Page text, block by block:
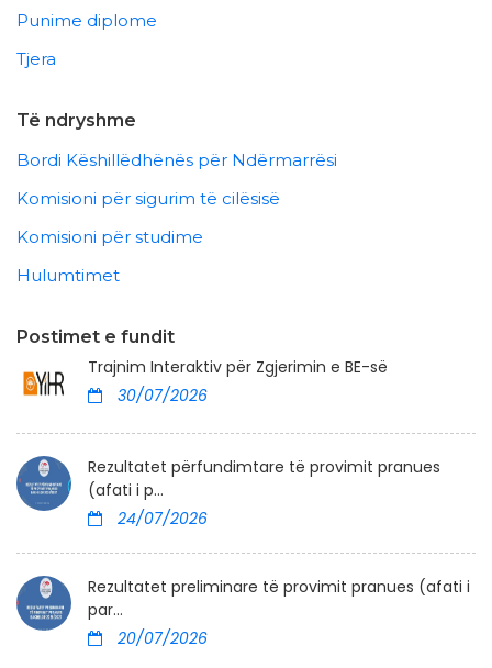
Punime diplome
Tjera
Të ndryshme
Bordi Këshillëdhënës për Ndërmarrësi
Komisioni për sigurim të cilësisë
Komisioni për studime
Hulumtimet
Postimet e fundit
Trajnim Interaktiv për Zgjerimin e BE-së
30/07/2026
Rezultatet përfundimtare të provimit pranues
(afati i p...
24/07/2026
Rezultatet preliminare të provimit pranues (afati i
par...
20/07/2026